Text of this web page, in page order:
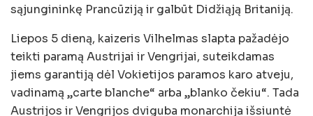
sąjungininkę Prancūziją ir galbūt Didžiąją Britaniją.
Liepos 5 dieną, kaizeris Vilhelmas slapta pažadėjo
teikti paramą Austrijai ir Vengrijai, suteikdamas
jiems garantiją dėl Vokietijos paramos karo atveju,
vadinamą „carte blanche“ arba „blanko čekiu“. Tada
Austrijos ir Vengrijos dviguba monarchija išsiuntė